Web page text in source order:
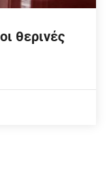
θερινές